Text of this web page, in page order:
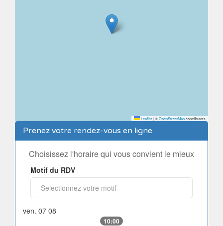
Leaflet|©OpenStreetMapcontributors
Prenez votre rendez-vous en ligne
Choisissez l'horaire qui vous convient le mieux
Motif du RDV
ven. 07 08
10:00